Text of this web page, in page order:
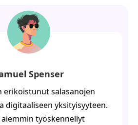
Spenser
erikoistunut salasanojen
digitaaliseen yksityisyyteen.
aiemmin työskennellyt